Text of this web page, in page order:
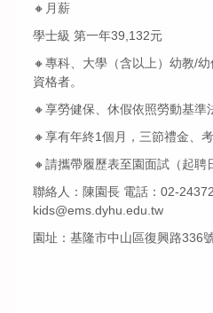
🔸月薪
學士級 第一年39,132元
🔸專科、大學（含以上）幼教/
資格者。
🔸享勞健保、休假依照勞動基準
🔸享有年終1個月，三節禮金、
🔸請攜帶履歷表至園面試（起聘
聯絡人：陳園長 電話：02-
kids@ems.dyhu.edu.tw
園址：基隆市中山區復興路336